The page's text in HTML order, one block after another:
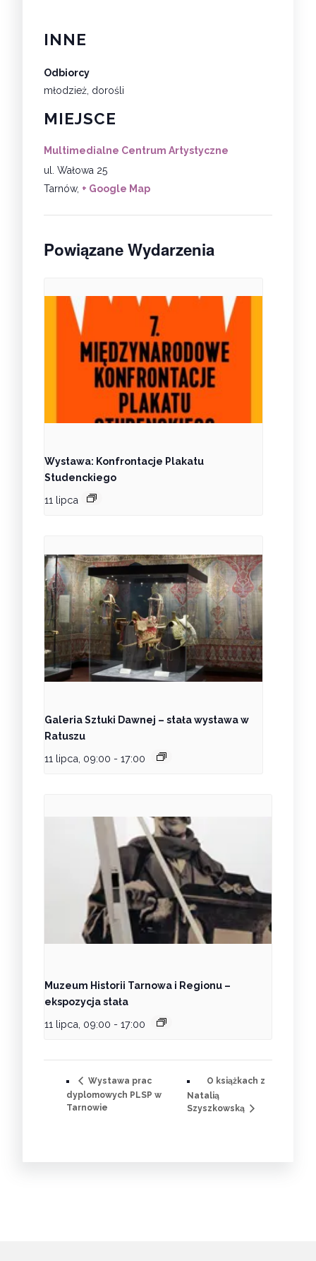
MIEJSCE
Multimedialne Centrum Artystyczne
ul. Wałowa 25
Tarnów, + Google Map
INNE
Odbiorcy
młodzież, dorośli
Powiązane Wydarzenia
Wystawa: Konfrontacje Plakatu
Studenckiego
11 lipca
Galeria Sztuki Dawnej – stała wystawa w
Ratuszu
11 lipca, 09:00 - 17:00
Muzeum Historii Tarnowa i Regionu –
ekspozycja stała
11 lipca, 09:00 - 17:00
Wystawa prac
dyplomowych PLSP w
Tarnowie
O książkach z
Natalią
Szyszkowską